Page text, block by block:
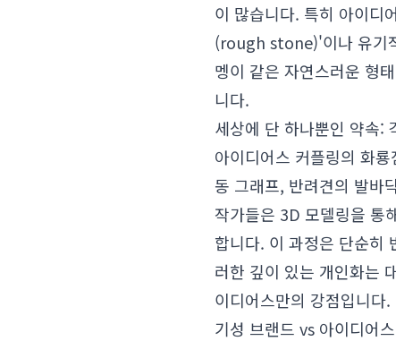
이 많습니다. 특히 아이디
(rough stone)'이나 유기
멩이 같은 자연스러운 형
니다.
세상에 단 하나뿐인 약속:
아이디어스 커플링의 화
동 그래프, 반려견의 발바
작가들은 3D 모델링을 통
합니다. 이 과정은 단순히
러한 깊이 있는 개인화는
이디어스만의 강점입니다.
기성 브랜드 vs 아이디어